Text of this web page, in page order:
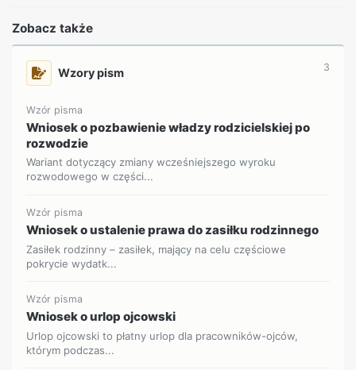
Zobacz także
Wzory pism 3
Wzór pisma
Wniosek o pozbawienie władzy rodzicielskiej po
rozwodzie
Wariant dotyczący zmiany wcześniejszego wyroku
rozwodowego w części...
Wzór pisma
Wniosek o ustalenie prawa do zasiłku rodzinnego
Zasiłek rodzinny – zasiłek, mający na celu częściowe
pokrycie wydatk...
Wzór pisma
Wniosek o urlop ojcowski
Urlop ojcowski to płatny urlop dla pracowników-ojców,
którym podczas...